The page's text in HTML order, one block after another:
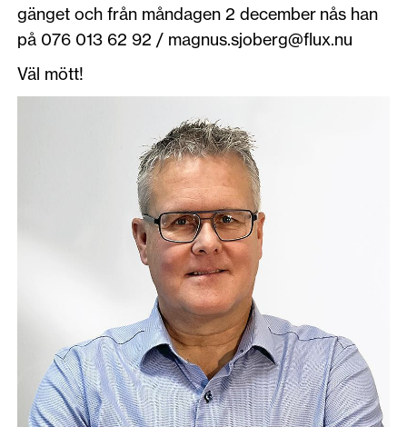
gänget och från måndagen 2 december nås han
på 076 013 62 92 / magnus.sjoberg@flux.nu
Väl mött!